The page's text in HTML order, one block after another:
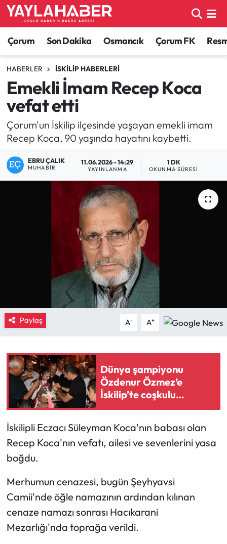
Çorum Son Dakika Osmancık Çorum FK
HABERLER İSKILIP HABERLERI
Emekli İmam Recep Koca
vefat etti
Çorum'un İskilip ilçesinde yaşayan emekli imam
Recep Koca, 90 yaşında hayatını kaybetti.
EBRU ÇALIK
MUHABIR
11.06.2026 - 14:29
YAYINLANMA
1 DK
OKUNMA SÜRESI
Paylaş A- A+
Dünya şampiyonu
Özdenur Özmez’e
İskilip’te coşkulu
karşılama
İskilipli Eczacı Süleyman Koca'nın babası olan
Recep Koca'nın vefatı, ailesi ve sevenlerini yasa
boğdu.
Merhumun cenazesi, bugün Şeyhyavsi
Camii'nde öğle namazının ardından kılınan
cenaze namazı sonrası Hacıkarani
Mezarlığı'nda toprağa verildi.
Alaca Haberleri
Bayat Haberleri
Bilgi - Keşfet Haberleri
Bilim ve Teknoloji
Boğazkale Haberleri
Çorum Haberleri
Çorum Son Dakika Haberleri
Dodurga Haberleri
İskilip Haberleri
Kimdir?
Kültür Sanat
Laçin Haberleri
Magazin
Mecitözü Haberleri
Oğuzlar Haberleri
Ortaköy Haberleri
Çorum Nöbetçi Eczaneler
Çorum Hava Durumu
Çorum Namaz Vakitleri
Çorum Trafik Yoğunluk Haritası
TFF 1.Lig Puan Durumu ve Fikstür
Tüm Manşetler
Son Dakika Haberleri